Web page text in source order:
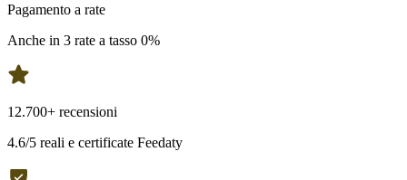
Pagamento a rate
Anche in 3 rate a tasso 0%
12.700+ recensioni
4.6/5 reali e certificate Feedaty